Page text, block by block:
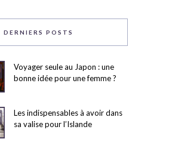
DERNIERS POSTS
Voyager seule au Japon : une
bonne idée pour une femme ?
Les indispensables à avoir dans
sa valise pour l’Islande